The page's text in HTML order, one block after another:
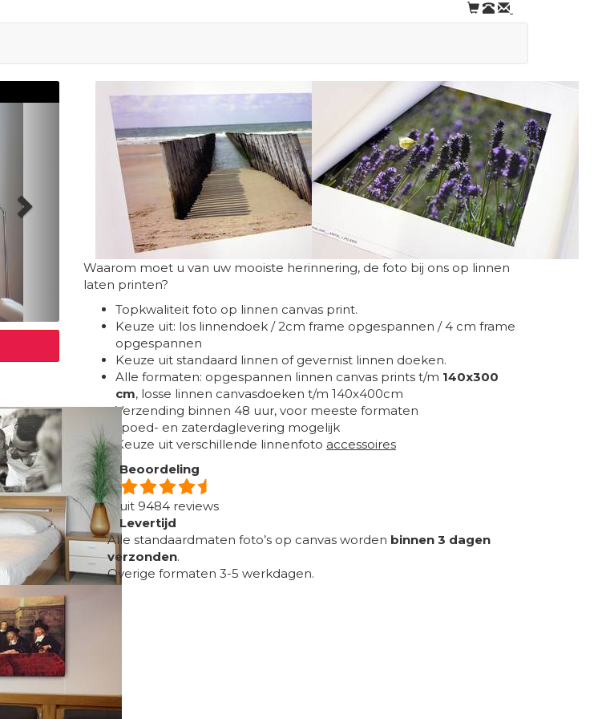
Waarom moet u van uw mooiste herinnering, de foto bij ons op linnen
laten printen?
Topkwaliteit foto op linnen canvas print.
Keuze uit: los linnendoek / 2cm frame opgespannen / 4 cm frame
opgespannen
Keuze uit standaard linnen of gevernist linnen doeken.
Alle formaten: opgespannen linnen canvas prints t/m 140x300
cm, losse linnen canvasdoeken t/m 140x400cm
Verzending binnen 48 uur, voor meeste formaten
spoed- en zaterdaglevering mogelijk
Keuze uit verschillende linnenfoto accessoires
Beoordeling
uit 9484 reviews
Levertijd
Alle standaardmaten foto’s op canvas worden binnen 3 dagen
verzonden.
Overige formaten 3-5 werkdagen.